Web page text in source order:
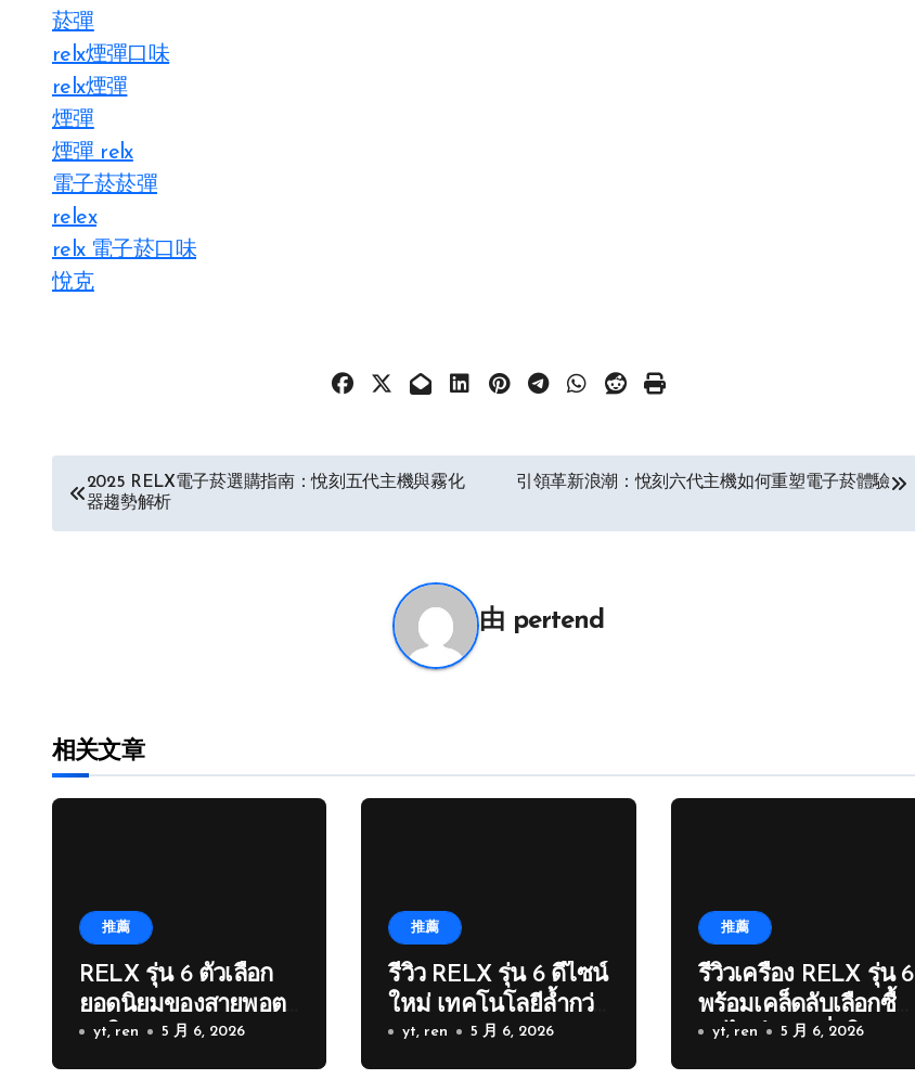
菸彈
relx煙彈口味
relx煙彈
煙彈
煙彈 relx
電子菸菸彈
relex
relx 電子菸口味
悅克
文
章
2025 RELX電子菸選購指南：悅刻五代主機與霧化
器趨勢解析
引領革新浪潮：悅刻六代主機如何重塑電子菸體驗
由 pertend
相关文章
推薦
RELX รุ่น 6 ตัวเลือก
ยอดนิยมของสายพอต
ยุคใหม่
yt, ren 5 月 6, 2026
推薦
รีวิว RELX รุ่น 6 ดีไซน์
ใหม่ เทคโนโลยีล้ำกว่า
เดิม
yt, ren 5 月 6, 2026
推薦
รีวิวเครื่อง RELX รุ่น 6
พร้อมเคล็ดลับเลือกซื้อ
อนไลน์อย่างมั่นใจ
yt, ren 5 月 6, 2026